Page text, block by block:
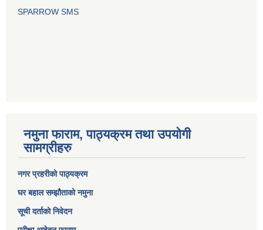
SPARROW SMS
नमुना फाराम, पाठ्यक्रम तथा उपयोगी
सामग्रीहरु
नगर प्रहरीको पाठ्यक्रम
घर बहाल सम्झौताको नमुना
सूची दर्ताको निवेदन